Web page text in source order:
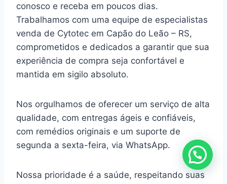
conosco e receba em poucos dias.
Trabalhamos com uma equipe de especialistas
venda de Cytotec em Capão do Leão – RS,
comprometidos e dedicados a garantir que sua
experiência de compra seja confortável e
mantida em sigilo absoluto.
Nos orgulhamos de oferecer um serviço de alta
qualidade, com entregas ágeis e confiáveis,
com remédios originais e um suporte de
segunda a sexta-feira, via WhatsApp.
Nossa prioridade é a saúde, respeitando suas